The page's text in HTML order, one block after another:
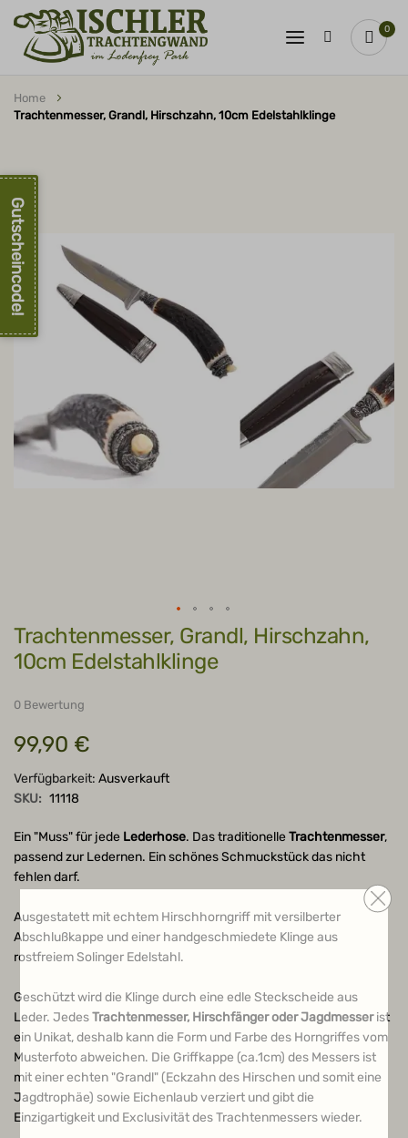
0
Home
Trachtenmesser, Grandl, Hirschzahn, 10cm Edelstahlklinge
Bildergalerie
springen
Zum
Anfang
der
Bildergalerie
Trachtenmesser, Grandl, Hirschzahn,
10cm Edelstahlklinge
0 Bewertung
99,90 €
Verfügbarkeit: Ausverkauft
SKU: 11118
Ein "Muss" für jede Lederhose. Das traditionelleTrachtenmesser,
passend zur Ledernen. Ein schönes Schmuckstück das nicht
fehlen darf.
Ausgestatett mit echtem Hirschhorngriff mit versilberter
Abschlußkappe und einer handgeschmiedete Klinge aus
rostfreiem Solinger Edelstahl.
Geschützt wird die Klinge durch eine edle Steckscheide aus
Leder. JedesTrachtenmesser, Hirschfänger oder Jagdmesserist
ein Unikat, deshalb kann die Form und Farbe des Horngriffes vom
Musterfoto abweichen. Die Griffkappe (ca.1cm) des Messers ist
mit einer echten "Grandl" (Eckzahn des Hirschen und somit eine
Jagdtrophäe) sowie Eichenlaub verziert und gibt die
Einzigartigkeit und Exclusivität des Trachtenmessers wieder.
Gutscheincode!